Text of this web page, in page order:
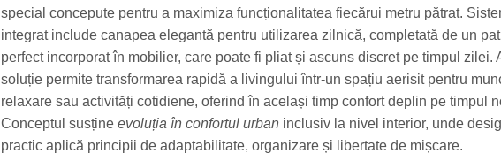
special concepute pentru a maximiza funcționalitatea fiecărui metru pătrat.
integrat include canapea elegantă pentru utilizarea zilnică, completată de un
perfect incorporat în mobilier, care poate fi pliat și ascuns discret pe timpul zilei.
soluție permite transformarea rapidă a livingului într-un spațiu aerisit pentru
relaxare sau activități cotidiene, oferind în același timp confort deplin pe timpul
Conceptul susține evoluția în confortul urban inclusiv la nivel interior, unde
practic aplică principii de adaptabilitate, organizare și libertate de mișcare.